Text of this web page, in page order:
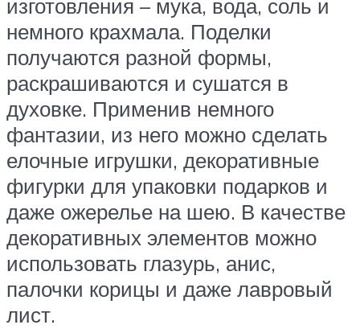
изготовления – мука, вода, соль и
немного крахмала. Поделки
получаются разной формы,
раскрашиваются и сушатся в
духовке. Применив немного
фантазии, из него можно сделать
елочные игрушки, декоративные
фигурки для упаковки подарков и
даже ожерелье на шею. В качестве
декоративных элементов можно
использовать глазурь, анис,
палочки корицы и даже лавровый
лист.